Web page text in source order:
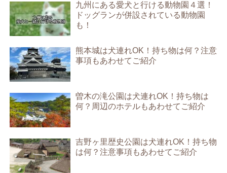
九州にある愛犬と行ける動物園４選！
ドッグランが併設されている動物園
も！
熊本城は犬連れOK！持ち物は何？注意
事項もあわせてご紹介
曽木の滝公園は犬連れOK！持ち物は
何？周辺のホテルもあわせてご紹介
吉野ヶ里歴史公園は犬連れOK！持ち物
は何？注意事項もあわせてご紹介